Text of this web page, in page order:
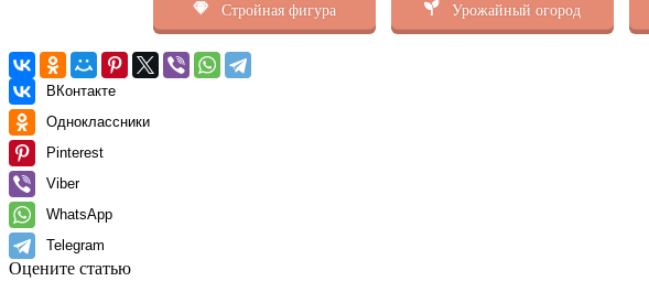
Стройная фигура Урожайный огород
ВКонтакте
Одноклассники
Pinterest
Viber
WhatsApp
Telegram
Оцените статью